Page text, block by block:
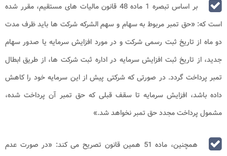
بر اساس تبصره 1 ماده 48 قانون مالیات های مستقیم، مقرر شده
است که: «حق تمبر مربوط به سهام و سهم الشرکه شرکت ها باید ظرف مدت
دو ماه از تاریخ ثبت رسمی شرکت و در مورد افزایش سرمایه یا صدور سهام
جدید، از تاریخ ثبت افزایش سرمایه در اداره ثبت شرکت ها، از طریق ابطال
تمبر پرداخت گردد. در صورتی که شرکتی پیش از این سرمایه خود را کاهش
داده باشد، افزایش سرمایه تا سقف قبلی که حق تمبر آن پرداخت شده،
مشمول پرداخت مجدد حق تمبر نخواهد شد.»
همچنین، ماده 51 همین قانون تصریح می کند: «در صورت عدم